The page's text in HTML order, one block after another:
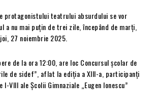
protagonistului teatrului absurdului se vor
a nu mai puțin de trei zile, începând de marți,
27 noiembrie 2025.
de la ora 12:00, are loc Concursul școlar de
de sidef”, aflat la ediția a XIII-a, participanți
VIII ale Şcolii Gimnaziale „Eugen lonescu”